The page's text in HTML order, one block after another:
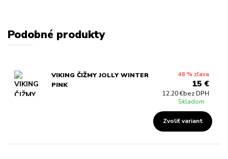
Podobné produkty
VIKING ČIŽMY JOLLY WINTER
PINK
48 % zľava
15 €
12,20 €bez DPH
Skladom
Zvoliť variant